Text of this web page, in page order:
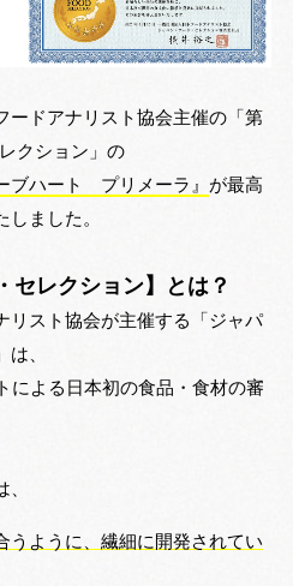
ードアナリスト協会主催の「第
クション」の
ブハート プリメーラ』 が最高
ました。
レクション】とは？
リスト協会が主催する「ジャパ
、
による日本初の食品・食材の審
うように、繊細に開発されてい